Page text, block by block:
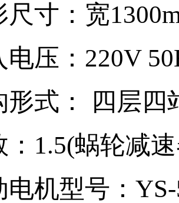
尺寸：宽
电压：220V
形式： 四层四
：1.5(蜗轮减
电机型号：